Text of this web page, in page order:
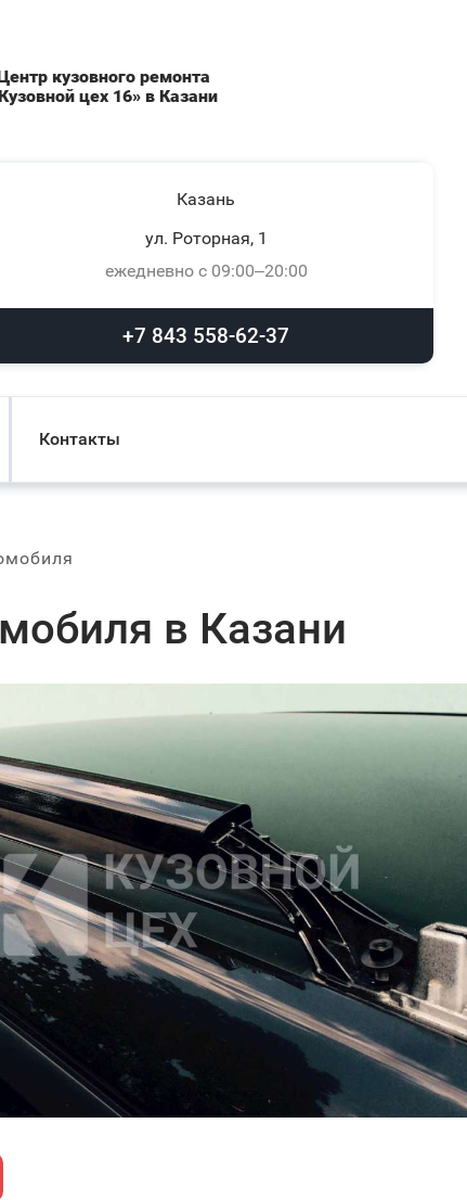
кузовного ремонта
цех 16» в Казани
Казань
ул. Роторная, 1
ежедневно с 09:00–20:00
+7 843 558-62-37
Контакты
в Казани